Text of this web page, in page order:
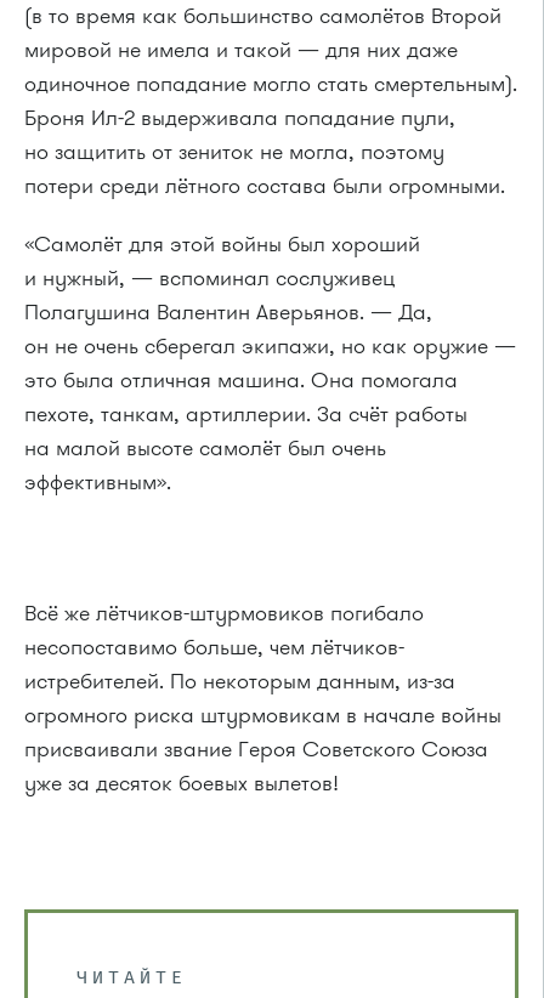
(в то время как большинство самолётов Второй
мировой не имела и такой — для них даже
одиночное попадание могло стать смертельным).
Броня Ил-2 выдерживала попадание пули,
но защитить от зениток не могла, поэтому
потери среди лётного состава были огромными.
«Самолёт для этой войны был хороший
и нужный, — вспоминал сослуживец
Полагушина Валентин Аверьянов. — Да,
он не очень сберегал экипажи, но как оружие —
это была отличная машина. Она помогала
пехоте, танкам, артиллерии. За счёт работы
на малой высоте самолёт был очень
эффективным».
Всё же лётчиков-штурмовиков погибало
несопоставимо больше, чем лётчиков-
истребителей. По некоторым данным, из-за
огромного риска штурмовикам в начале войны
присваивали звание Героя Советского Союза
уже за десяток боевых вылетов!
ЧИТАЙТЕ